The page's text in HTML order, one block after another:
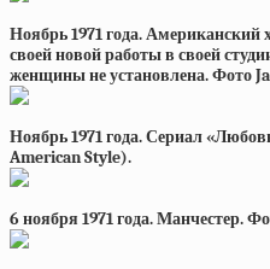
Ноябрь 1971 года.
своей новой работы в своей
женщины не установлена. Фото
Ноябрь 1971 года. Сериал
American Style).
6 ноября 1971 года. Манчестер.